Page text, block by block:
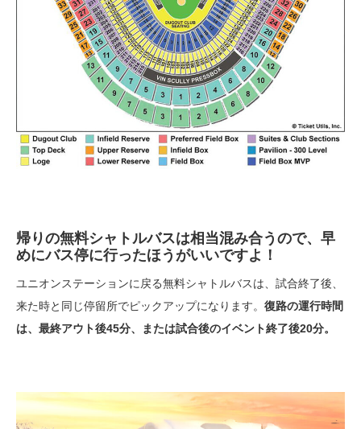
帰りの無料シャトルバスは相当混み合うので、早
めにバス停に行ったほうがいいですよ！
ユニオンステーションに戻る無料シャトルバスは、試合終了後、
来た時と同じ停留所でピックアップになります。 復路の運行時間
は、最終アウト後45分、または試合後のイベント終了後20分。